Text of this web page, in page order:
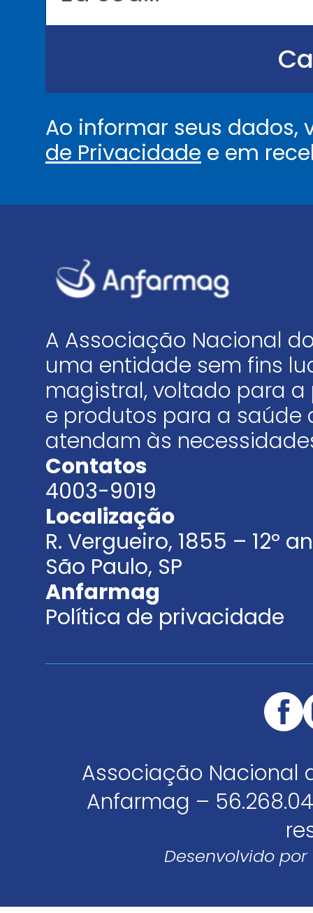
.
Ao informar seus
de Privacidade e em
A Associação Nacional
uma entidade sem fins
magistral, voltado para
e produtos para a saúde
atendam às
Contatos
4003-9019
Localização
R. Vergueiro, 1855 – 12º
São Paulo, SP
Anfarmag
Política de privacidade
Associação Nacional
Anfarmag –
Desenvolvido por